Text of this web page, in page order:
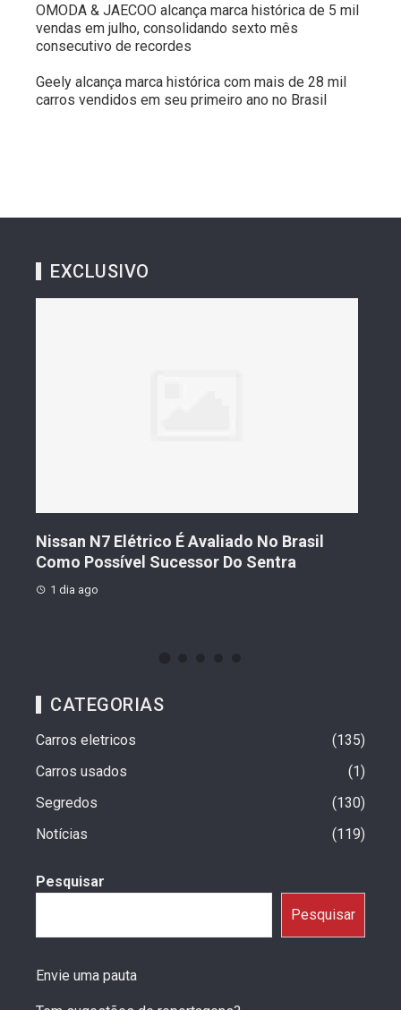
OMODA & JAECOO alcança marca histórica de 5 mil
vendas em julho, consolidando sexto mês
consecutivo de recordes
Geely alcança marca histórica com mais de 28 mil
carros vendidos em seu primeiro ano no Brasil
EXCLUSIVO
Nissan N7 Elétrico É Avaliado No Brasil
Como Possível Sucessor Do Sentra
1 dia ago
CATEGORIAS
Carros eletricos
135
Carros usados
1
Segredos
130
Notícias
119
Pesquisar
Pesquisar
Envie uma pauta